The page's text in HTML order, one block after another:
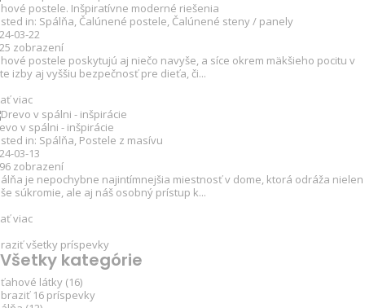
postele. Inšpiratívne moderné riešenia
in: Spálňa, Čalúnené postele, Čalúnené steny / panely
03-22
zobrazení
postele poskytujú aj niečo navyše, a síce okrem mäkšieho pocitu v
izby aj vyššiu bezpečnosť pre dieťa, či...
viac
v spálni - inšpirácie
in: Spálňa Postele z masívu
03-13
zobrazení
je nepochybne najintímnejšia miestnosť v dome, ktorá odráža nielen
súkromie, ale aj náš osobný prístup k...
viac
všetky príspevky
Všetky kategórie
látky (16)
16 príspevky